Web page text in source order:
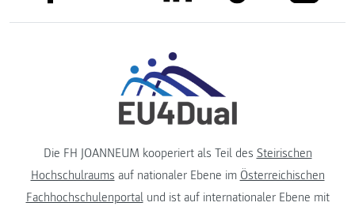
Die FH JOANNEUM kooperiert als Teil des Steirischen
Hochschulraums auf nationaler Ebene im Österreichischen
Fachhochschulenportalund ist auf internationaler Ebene mit